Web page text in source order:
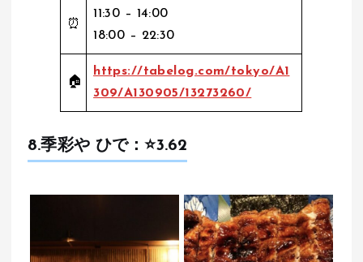
⏰
11:30 – 14:00
18:00 – 22:30
🏠
https://tabelog.com/tokyo/A1
309/A130905/13273260/
8.季彩や ひで：⭐️3.62